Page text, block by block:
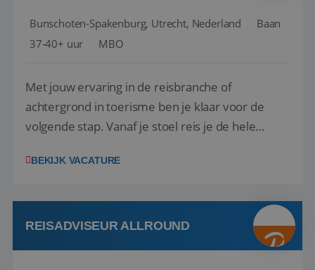
Bunschoten-Spakenburg, Utrecht, Nederland
Baan
37-40+ uur
MBO
Met jouw ervaring in de reisbranche of
achtergrond in toerisme ben je klaar voor de
volgende stap. Vanaf je stoel reis je de hele
wensen van je team, je klant en wat er in de
klanten te overtuigen om die droomreis te
boeken! ...
BEKIJK VACATURE
REISADVISEUR ALLROUND